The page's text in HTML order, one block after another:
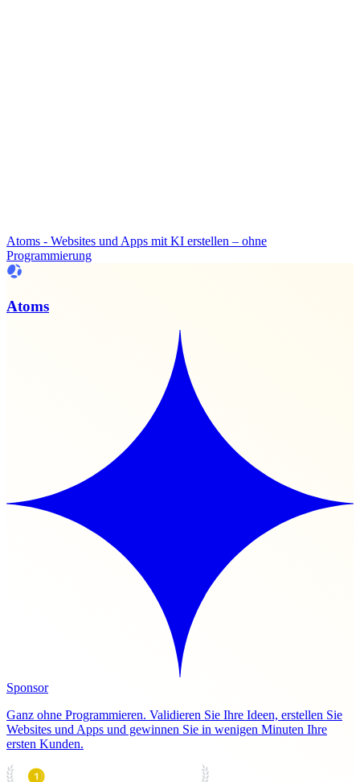
Atoms - Websites und Apps mit KI erstellen – ohne
Programmierung
Atoms
Sponsor
Ganz ohne Programmieren. Validieren Sie Ihre Ideen, erstellen Sie
Websites und Apps und gewinnen Sie in wenigen Minuten Ihre
ersten Kunden.